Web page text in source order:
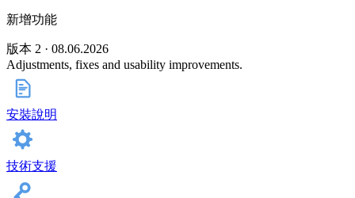
新增功能
版本 2 · 08.06.2026
Adjustments, fixes and usability improvements.
安裝說明
技術支援